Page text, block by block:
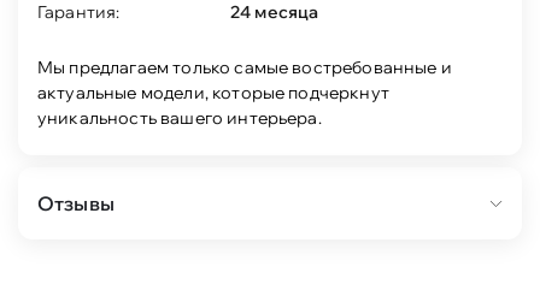
Гарантия:
24 месяца
Мы предлагаем только самые востребованные и
актуальные модели, которые подчеркнут
уникальность вашего интерьера.
Отзывы